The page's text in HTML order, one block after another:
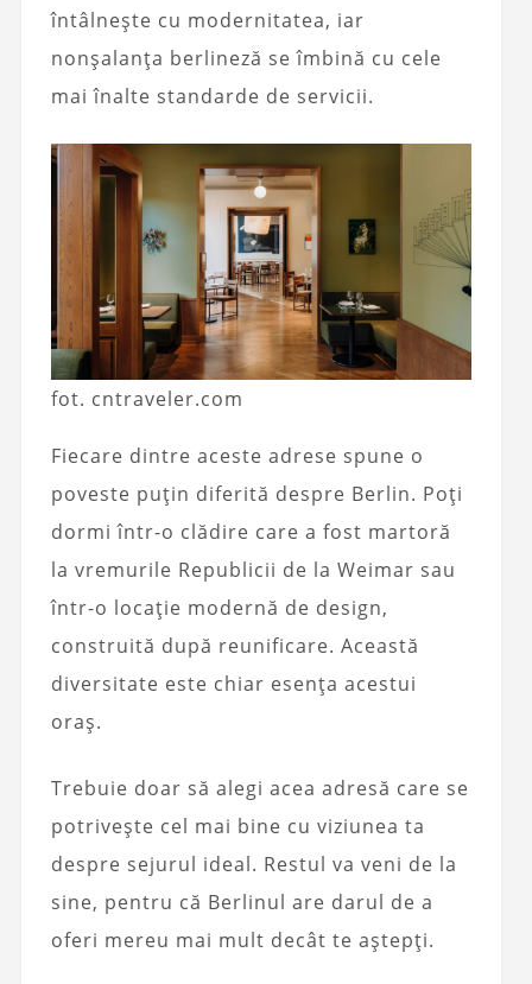
întâlnește cu modernitatea, iar
nonșalanța berlineză se îmbină cu cele
mai înalte standarde de servicii.
fot. cntraveler.com
Fiecare dintre aceste adrese spune o
poveste puțin diferită despre Berlin. Poți
dormi într-o clădire care a fost martoră
la vremurile Republicii de la Weimar sau
într-o locație modernă de design,
construită după reunificare. Această
diversitate este chiar esența acestui
oraș.
Trebuie doar să alegi acea adresă care se
potrivește cel mai bine cu viziunea ta
despre sejurul ideal. Restul va veni de la
sine, pentru că Berlinul are darul de a
oferi mereu mai mult decât te aștepți.